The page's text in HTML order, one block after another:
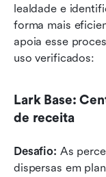
lealdade e
forma mais
apoia esse
uso verificados:
Lark Base:
de receita
Desafio: As
dispersas em